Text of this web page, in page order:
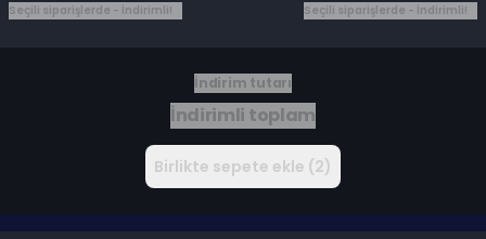
Seçili siparişlerde - İndirimli! Seçili siparişlerde - İndirimli!
İndirim tutarı
İndirimli toplam
Birlikte sepete ekle (2)